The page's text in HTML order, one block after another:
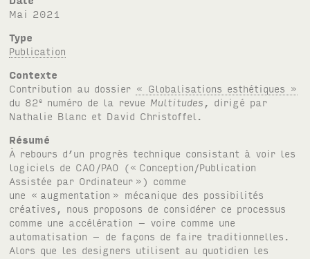
mai 2021
Type
Publication
Contexte
Contribution au dossier « Globalisations esthétiques »
du 82 e numéro de la revue Multitudes , dirigé par
Nathalie Blanc et David Christoffel.
Résumé
À rebours d’un progrès technique consistant à voir les
logiciels de CAO/PAO (« Conception/Publication
Assistée par Ordinateur ») comme
une « augmentation » mécanique des possibilités
créatives, nous proposons de considérer ce processus
comme une accélération – voire comme une
automatisation – de façons de faire traditionnelles.
Alors que les designers utilisent au quotidien les